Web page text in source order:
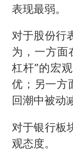
表现最弱。
对于股份行
为，一方面
杠杆”的宏
优；另一方
回潮中被动
对于银行板
观态度。